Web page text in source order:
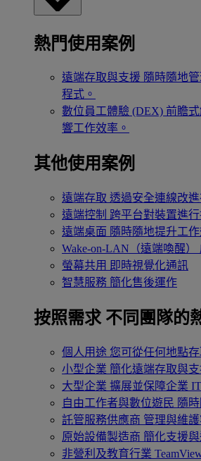
熱門使用案例
遠端存取與支援 隨時隨地
程式。
數位員工體驗 (DEX) 前瞻
響工作效率。
其他使用案例
遠端存取 透過安全連線改
遠端控制 跨平台對裝置進行
遠端桌面 隨時隨地提升工
Wake-on-LAN（遠端喚醒）
螢幕共用 即時視覺化通訊
智慧服務 簡化售後運作
按照需求 不同團隊的
個人用途 您可從任何地點
小型企業 簡化遠端存取與
大型企業 擴展並保障企業
自由工作者與數位遊民 隨
託管服務供應商 管理與維
原始設備製造商 簡化支援
非營利及教育行業